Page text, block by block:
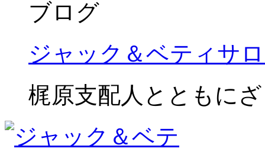
ブログ
ジャック＆ベティサ
梶原支配人とともに